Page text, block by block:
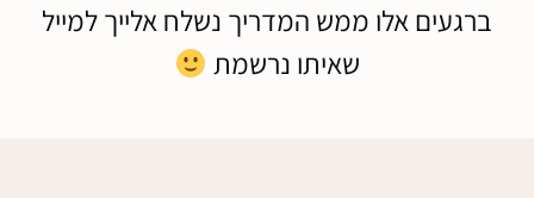
ברגעים אלו ממש המדריך נשלח אלייך למייל
שאיתו נרשמת